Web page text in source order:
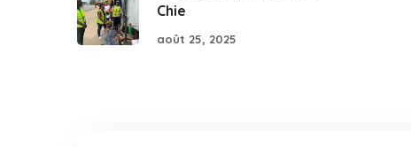
Chie
août 25, 2025